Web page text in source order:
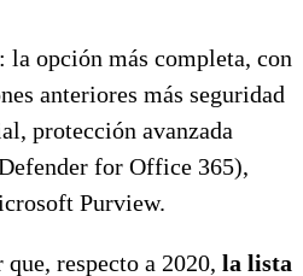
: la opción más completa, con
anteriores más seguridad
protección avanzada
for Office 365),
Purview.
respecto a 2020, la lista